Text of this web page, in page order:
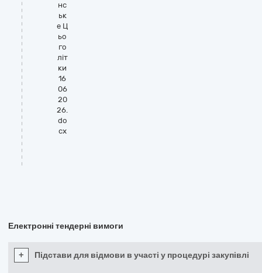
нс
ьк
е Ц
ьо
го
літ
ки
16
06
20
26.
do
cx
Електронні тендерні вимоги
+ Підстави для відмови в участі у процедурі закупівлі